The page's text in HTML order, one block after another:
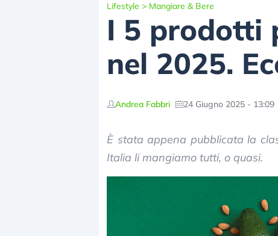
Lifestyle > Mangiare & Bere
I 5 prodotti
nel 2025.
Andrea Fabbri 24 Giugno 2025 - 13:09
È stata appena pubblicata la
Italia li mangiamo tutti, o quasi.